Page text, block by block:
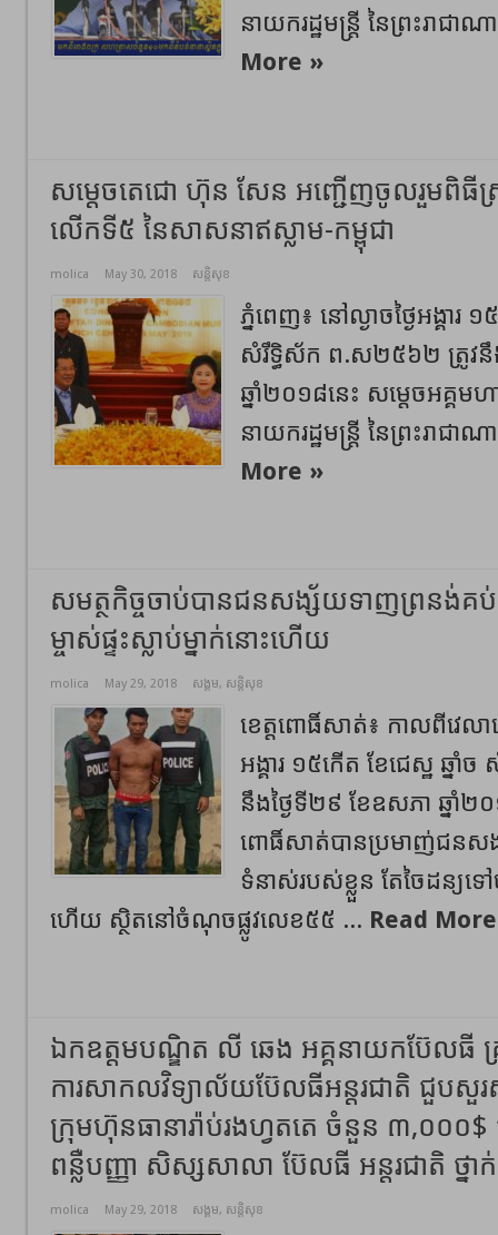
នាយករដ្ឋមន្ត្រី នៃព្រះរាជា
More »
សម្តេចតេជោ ហ៊ុន សែន អញ្ជើញចូលរួមពិធី
លើកទី៥ នៃសាសនាឥស្លាម-កម្ពុជា
molica May 30, 2018 សន្តិសុខ
ភ្នំពេញ៖ នៅល្ងាចថ្ងៃអង្គារ ១
សំរឹទ្ធិស័ក ព.ស២៥៦២ ត្រូវនឹ
ឆ្នាំ២០១៨នេះ សម្តេចអគ្គ
នាយករដ្ឋមន្ត្រី នៃព្រះរាជា
More »
សមត្ថកិច្ចចាប់បានជនសង្ស័យទាញព្រនង់គ
ម្ចាស់ផ្ទះស្លាប់ម្នាក់នោះហើយ
molica May 29, 2018 សង្គម, សន្តិសុខ
ខេត្តពោធិ៍សាត់៖​ កាលពីវេល
អង្គារ ១៥កើត ខែជេស្ឋ ឆ្ន
នឹងថ្ងៃទី២៩ ខែឧសភា ឆ្នាំ២០
ពោធិ៍សាត់បានប្រមាញ់ជន
ទំនាស់របស់ខ្លួន តែចៃដន្យទៅចំ
ហើយ ស្ថិតនៅចំណុចផ្លូវលេខ៥៥ ... Read
ឯកឧត្តមបណ្ឌិត លី ឆេង អគ្គនាយកប៊ែលធី
ការសាកលវិទ្យាល័យប៊ែលធីអន្តរជាតិ ជួបសួ
ក្រុមហ៊ុនធានារ៉ាប់រងហ្វតតេ ចំនួន ៣,០០០
ពន្លឺបញ្ញា សិស្សសាលា ប៊ែលធី អន្តរជាតិ ថ្ន
molica May 29, 2018 សង្គម, សន្តិសុខ